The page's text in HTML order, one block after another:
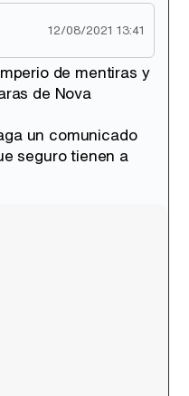
12/08/2021 13:41
de mentiras y
de Nova
un comunicado
seguro tienen a